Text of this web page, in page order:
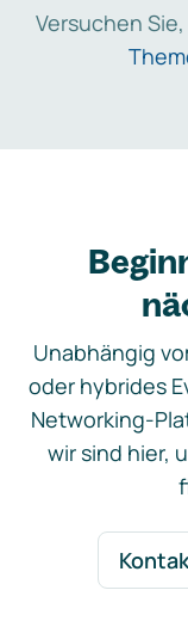
Versuchen
Unabhängig
oder hybrides
Networking-
wir sind hier,